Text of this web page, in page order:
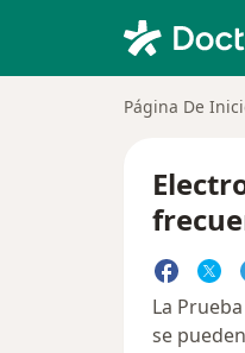
Página De
La
se